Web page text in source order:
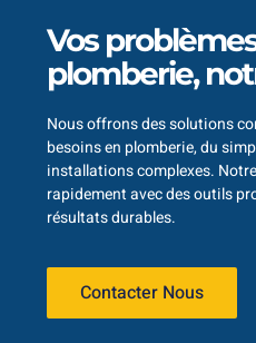
Vos
plomberie,
Nous offrons des solutions
besoins en plomberie, du
installations complexes.
rapidement avec des outils
résultats durables.
Contacter Nous